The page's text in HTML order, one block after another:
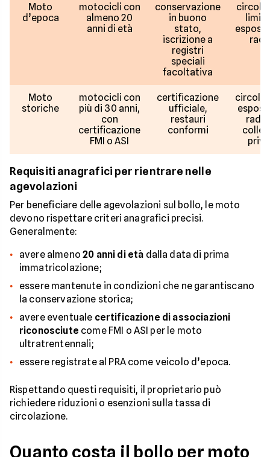
Moto
d’epoca
motocicli con
almeno 20
anni di età
conservazione
in buono
stato,
iscrizione a
registri
speciali
facoltativa
Moto
storiche
motocicli con
più di 30 anni,
con
certificazione
FMI o ASI
certificazione
ufficiale,
restauri
conformi
Requisiti anagrafici per rientrare nelle
agevolazioni
Per beneficiare delle agevolazioni sul bollo, le moto
devono rispettare criteri anagrafici precisi.
Generalmente:
avere almeno20 anni di età dalla data di prima
immatricolazione;
essere mantenute in condizioni che ne garantiscano
la conservazione storica;
avere eventuale certificazione di associazioni
riconosciute come FMI o ASI per le moto
ultratrentennali;
essere registrate al PRA come veicolo d’epoca.
Rispettando questi requisiti, il proprietario può
richiedere riduzioni o esenzioni sulla tassa di
circolazione.
Quanto costa il bollo per moto